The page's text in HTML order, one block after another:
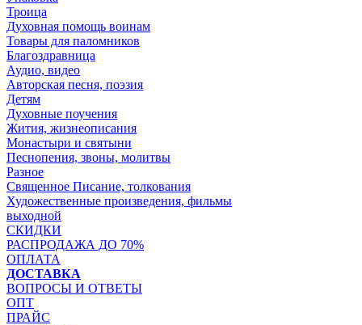
Троица
Духовная помощь воинам
Товары для паломников
Благоздравница
Аудио, видео
Авторская песня, поэзия
Детям
Духовные поучения
Жития, жизнеописания
Монастыри и святыни
Песнопения, звоны, молитвы
Разное
Священное Писание, толкования
Художественные произведения, фильмы
выходной
СКИДКИ
РАСПРОДАЖА ДО 70%
ОПЛАТА
ДОСТАВКА
ВОПРОСЫ И ОТВЕТЫ
ОПТ
ПРАЙС